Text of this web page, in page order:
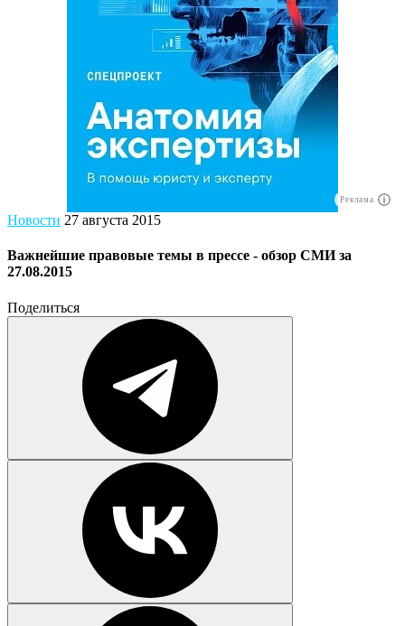
Реклама
Новости 27 августа 2015
Важнейшие правовые темы в прессе - обзор СМИ за
27.08.2015
Поделиться